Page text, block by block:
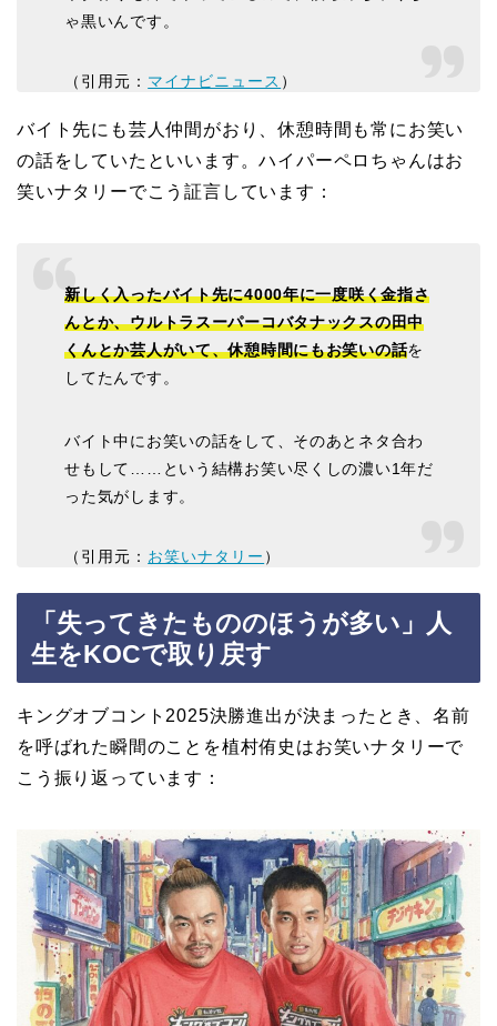
ゃ黒いんです。
（引用元： マイナビニュース ）
バイト先にも芸人仲間がおり、休憩時間も常にお笑い
の話をしていたといいます。ハイパーペロちゃんはお
笑いナタリーでこう証言しています：
新しく入ったバイト先に4000年に一度咲く金指さ
んとか、ウルトラスーパーコバタナックスの田中
くんとか芸人がいて、休憩時間にもお笑いの話を
してたんです。
バイト中にお笑いの話をして、そのあとネタ合わ
せもして……という結構お笑い尽くしの濃い1年だ
った気がします。
（引用元： お笑いナタリー ）
「失ってきたもののほうが多い」人
生をKOCで取り戻す
キングオブコント2025決勝進出が決まったとき、名前
を呼ばれた瞬間のことを植村侑史はお笑いナタリーで
こう振り返っています：